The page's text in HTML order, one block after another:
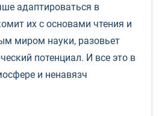
адаптироваться в
их с основами чтения и
миром науки, разовьет
потенциал. И все это в
и ненавязч